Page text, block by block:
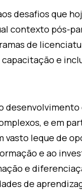
desafios que
pós-
de
e
e em
vasto leque de
e ao
e
de